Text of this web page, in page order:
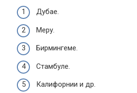
Дубае.
Меру.
Бирмингеме.
Стамбуле.
Калифорнии и др.